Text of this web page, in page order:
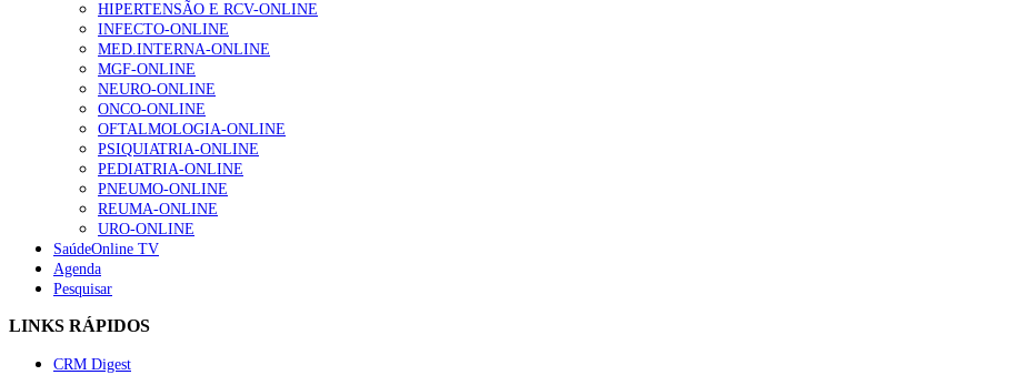
Alguns milhares de utentes podem ficar sem médico de família com nova regras do registo, alerta associação
160 visualizações
“Os programas de rastreio do cancro do pulmão são custo-efetivos e representam um investimento sustentável para os sistemas de saúde”
94 visualizações
Quase quatro em cada dez doentes com enfarte apresentavam níveis elevados de Lp(a), revela estudo
88 visualizações
HIPERTENSÃO E RCV-ONLINE
INFECTO-ONLINE
MED.INTERNA-ONLINE
MGF-ONLINE
NEURO-ONLINE
ONCO-ONLINE
OFTALMOLOGIA-ONLINE
PSIQUIATRIA-ONLINE
PEDIATRIA-ONLINE
PNEUMO-ONLINE
REUMA-ONLINE
URO-ONLINE
SaúdeOnline TV
Agenda
Pesquisar
LINKS RÁPIDOS
CRM Digest